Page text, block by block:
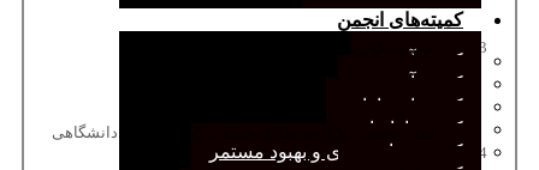
کمیته‌های انجمن
کمیته آرشیو
کمیته آموزش
کمیته انتشارات
کمیته بازاریابی
کمیته برنامه‌ریزی و بهبود مستمر
13 تمایز یا یکپارچگی کتابخانه های عمومی در ایران
14
امکان سنجی یکپارچه سازی خدمات کتابخانه های دانشگاهی